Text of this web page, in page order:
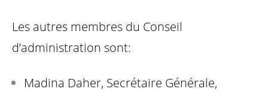
Les autres membres du Conseil
d’administration sont:
Madina Daher, Secrétaire Générale,